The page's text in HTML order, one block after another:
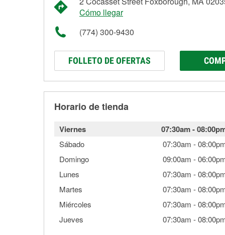
Cómo llegar
(774) 300-9430
FOLLETO DE OFERTAS
Horario de tienda
Viernes 07:30am-
Sábado 07:30am -
Domingo
09:00am -
Lunes
07:30am -
Martes
07:30am -
Miércoles
07:30am -
Jueves
07:30am -